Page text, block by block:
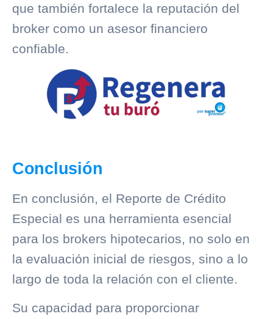
que también fortalece la reputación del
broker como un asesor financiero
confiable.
Conclusión
En conclusión, el Reporte de Crédito
Especial es una herramienta esencial
para los brokers hipotecarios, no solo en
la evaluación inicial de riesgos, sino a lo
largo de toda la relación con el cliente.
Su capacidad para proporcionar